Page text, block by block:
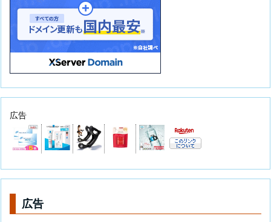
広告
広告